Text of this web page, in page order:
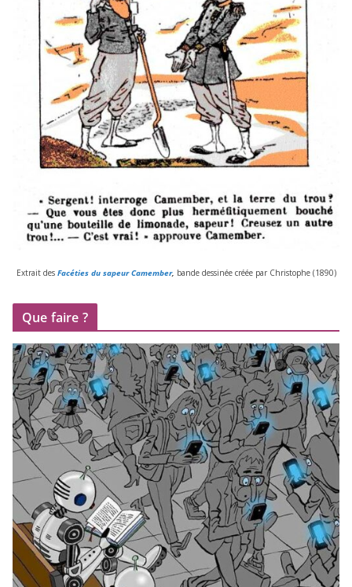
Extrait desFacéties du sapeur Camember, bande des­si­née créée par Christophe (1890)
Que faire ?